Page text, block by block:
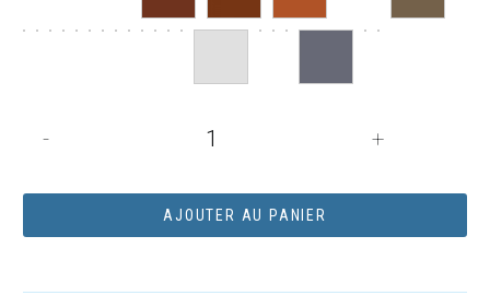
-
Bleu
(V264)
+
AJOUTER AU PANIER